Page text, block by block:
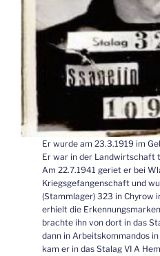
Er wurde am 23.3.1919 im
Er war in der Landwirtschaft
Am 22.7.1941 geriet er bei
Kriegsgefangenschaft und
(Stammlager) 323 in Chyrow
erhielt die
brachte ihn von dort in das
dann in Arbeitskommandos
kam er in das Stalag VI A